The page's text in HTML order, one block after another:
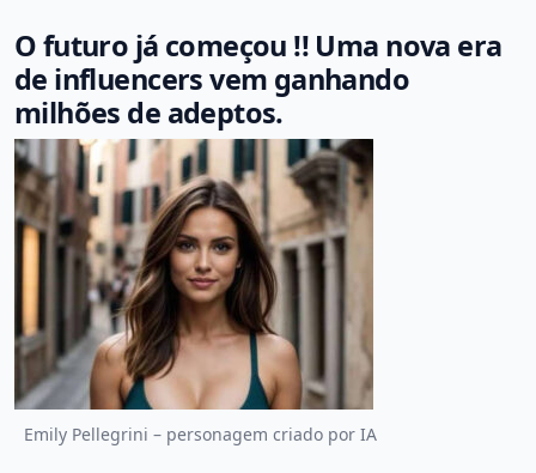
O futuro já começou !! Uma nova era
de influencers vem ganhando
milhões de adeptos.
Emily Pellegrini – personagem criado por IA